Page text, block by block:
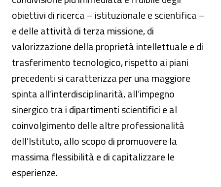
obiettivi di ricerca – istituzionale e scientifica –
e delle attività di terza missione, di
valorizzazione della proprietà intellettuale e di
trasferimento tecnologico, rispetto ai piani
precedenti si caratterizza per una maggiore
spinta all’interdisciplinarità, all’impegno
sinergico tra i dipartimenti scientifici e al
coinvolgimento delle altre professionalità
dell’Istituto, allo scopo di promuovere la
massima flessibilità e di capitalizzare le
esperienze.